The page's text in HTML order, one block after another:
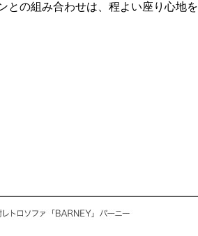
との組み合わせは、程よい座り心